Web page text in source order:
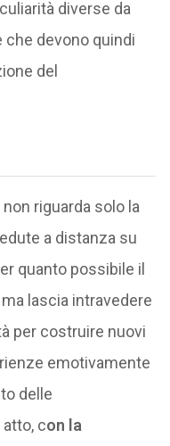
diverse da
che devono quindi
del
riguarda solo la
a distanza su
quanto possibile il
lascia intravedere
per costruire nuovi
emotivamente
delle
con la